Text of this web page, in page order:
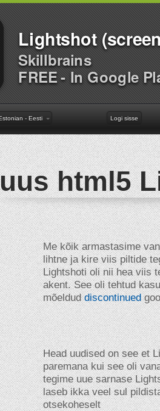
Lightshot
Skillbrains
FREE - In Google
- Eesti Logi sisse
html5
Me kõik armastasime
lihtne ja kire viis piltide
Lightshoti oli nii hea viis
akent. See oli tehtud
mõelduddiscontinued
Head uudised on see et
paremana kui see oli
tegime uue sarnase
laseb ikka veel sul
otsekoheselt